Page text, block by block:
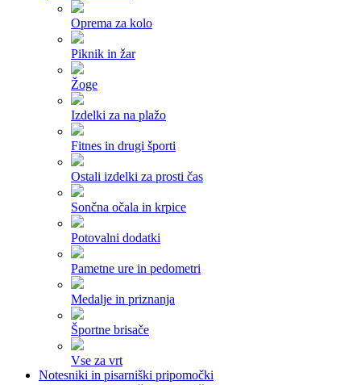
Oprema za kolo
Piknik in žar
Žoge
Izdelki za na plažo
Fitnes in drugi športi
Ostali izdelki za prosti čas
Sončna očala in krpice
Potovalni dodatki
Pametne ure in pedometri
Medalje in priznanja
Športne brisače
Vse za vrt
Notesniki in pisarniški pripomočki